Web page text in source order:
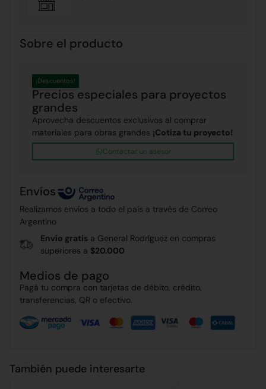
Sobre el producto
Precios especiales para proyectos
grandes
¡Descuentos!
Aprovecha descuentos exclusivos al comprar
materiales para obras grandes ¡Cotiza tu proyecto!
Contactar un asesor
Envíos
Realizamos envíos a todo el país a través de Correo
Argentino
Envío gratis a General Rodríguez en compras
superiores a $20.000
Medios de pago
Pagá tu compra con tarjetas de débito, crédito,
transferencias, QR o efectivo.
También puede interesarte